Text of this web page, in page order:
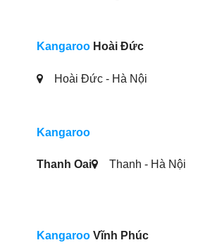
Kangaroo Hoài Đức
Hoài Đức - Hà Nội
Kangaroo
Thanh Oai Thanh - Hà Nội
Kangaroo Vĩnh Phúc